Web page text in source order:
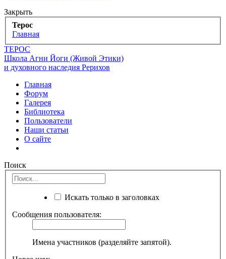
Закрыть
Терос
Главная
ТЕРОС
Школа Агни Йоги (Живой Этики)
и духовного наследия Рерихов
Главная
Форум
Галерея
Библиотека
Пользователи
Наши статьи
О сайте
Поиск
Искать только в заголовках
Сообщения пользователя:
Имена участников (разделяйте запятой).